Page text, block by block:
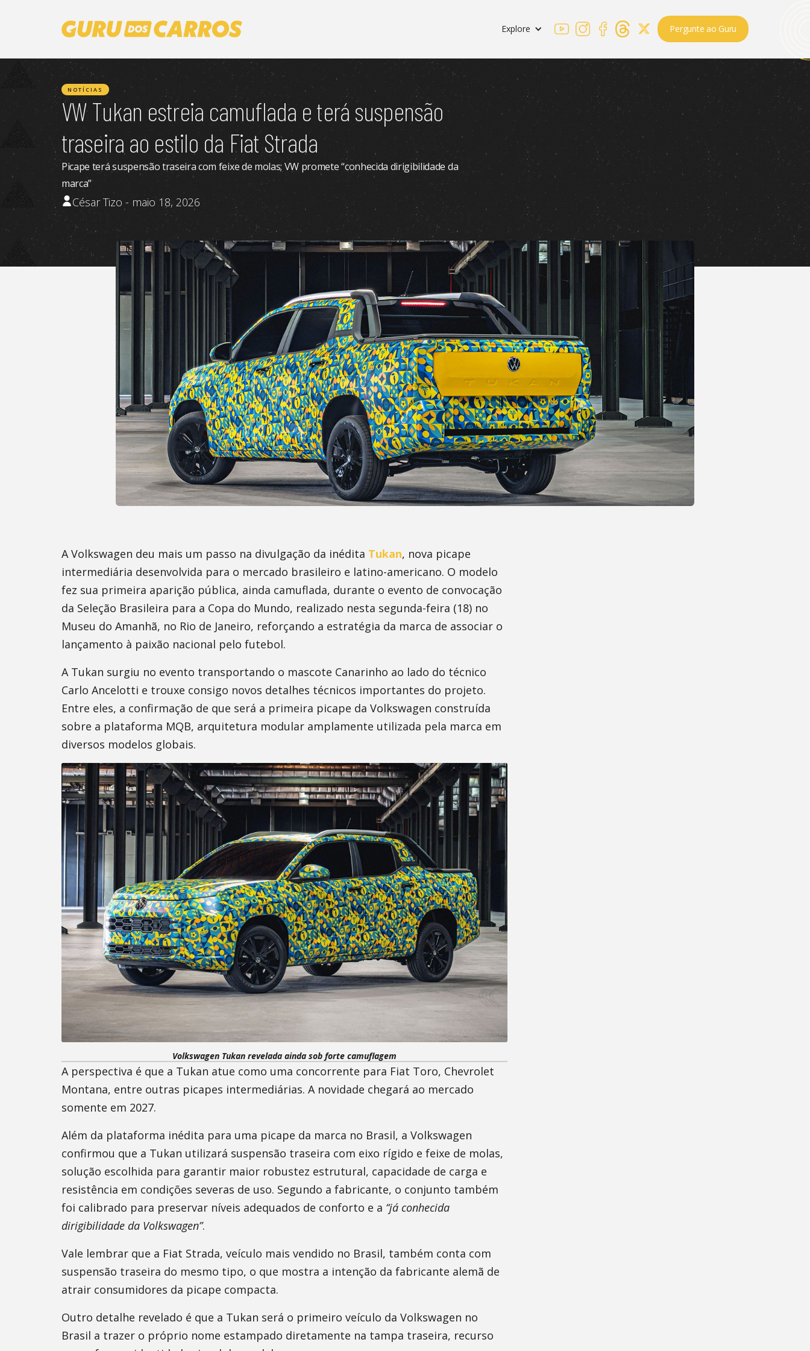
Explore Pergunte ao Guru
NOTÍCIAS
VW Tukan estreia camuflada e terá suspensão
traseira ao estilo da Fiat Strada
Picape terá suspensão traseira com feixe de molas; VW promete “conhecida dirigibilidade da
marca”
César Tizo - maio 18, 2026
A Volkswagen deu mais um passo na divulgação da inédita Tukan, nova picape
intermediária desenvolvida para o mercado brasileiro e latino-americano. O modelo
fez sua primeira aparição pública, ainda camuflada, durante o evento de convocação
da Seleção Brasileira para a Copa do Mundo, realizado nesta segunda-feira (18) no
Museu do Amanhã, no Rio de Janeiro, reforçando a estratégia da marca de associar o
lançamento à paixão nacional pelo futebol.
A Tukan surgiu no evento transportando o mascote Canarinho ao lado do técnico
Carlo Ancelotti e trouxe consigo novos detalhes técnicos importantes do projeto.
Entre eles, a confirmação de que será a primeira picape da Volkswagen construída
sobre a plataforma MQB, arquitetura modular amplamente utilizada pela marca em
diversos modelos globais.
Volkswagen Tukan revelada ainda sob forte camuflagem
A perspectiva é que a Tukan atue como uma concorrente para Fiat Toro, Chevrolet
Montana, entre outras picapes intermediárias. A novidade chegará ao mercado
somente em 2027.
Além da plataforma inédita para uma picape da marca no Brasil, a Volkswagen
confirmou que a Tukan utilizará suspensão traseira com eixo rígido e feixe de molas,
solução escolhida para garantir maior robustez estrutural, capacidade de carga e
resistência em condições severas de uso. Segundo a fabricante, o conjunto também
foi calibrado para preservar níveis adequados de conforto e a “já conhecida
dirigibilidade da Volkswagen”.
Vale lembrar que a Fiat Strada, veículo mais vendido no Brasil, também conta com
suspensão traseira do mesmo tipo, o que mostra a intenção da fabricante alemã de
atrair consumidores da picape compacta.
Outro detalhe revelado é que a Tukan será o primeiro veículo da Volkswagen no
Brasil a trazer o próprio nome estampado diretamente na tampa traseira, recurso